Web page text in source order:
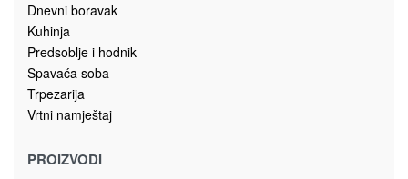
Dnevni boravak
Kuhinja
Predsoblje i hodnik
Spavaća soba
Trpezarija
Vrtni namještaj
PROIZVODI